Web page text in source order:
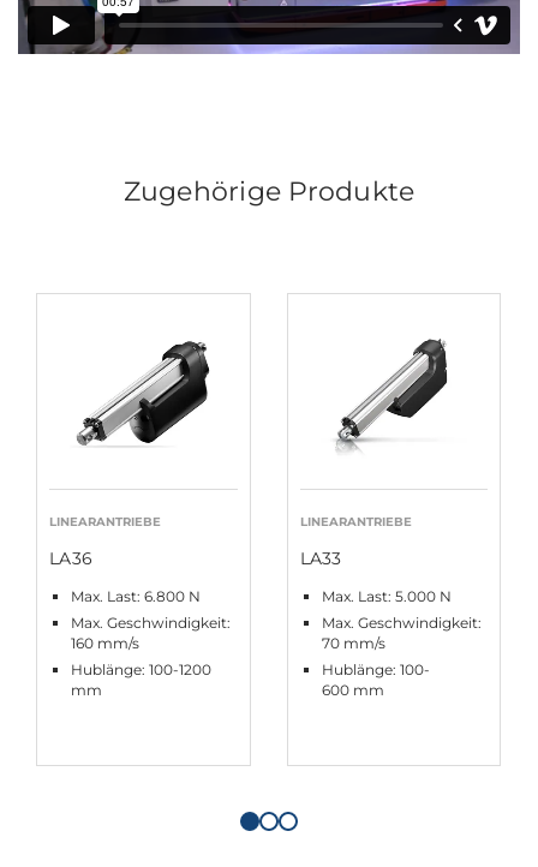
Zugehörige Produkte
LINEARANTRIEBE
LA36
Max. Last: 6.800 N
Max. Geschwindigkeit:
160 mm/s
Hublänge: 100-1200
mm
LINEARANTRIEBE
LA33
Max. Last: 5.000 N
Max. Geschwindigkeit:
70 mm/s
Hublänge: 100-
600 mm